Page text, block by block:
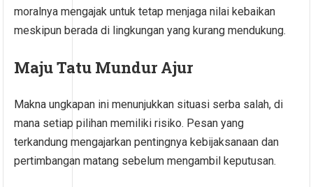
moralnya mengajak untuk tetap menjaga nilai kebaikan
meskipun berada di lingkungan yang kurang mendukung.
Maju Tatu Mundur Ajur
Makna ungkapan ini menunjukkan situasi serba salah, di
mana setiap pilihan memiliki risiko. Pesan yang
terkandung mengajarkan pentingnya kebijaksanaan dan
pertimbangan matang sebelum mengambil keputusan.